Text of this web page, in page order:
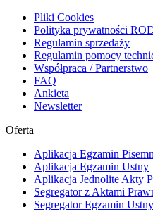
Pliki Cookies
Polityka prywatności
Regulamin sprzedaży
Regulamin pomocy
Współpraca / Partnerstwo
FAQ
Ankieta
Newsletter
Oferta
Aplikacja Egzamin
Aplikacja Egzamin Ustny
Aplikacja Jednolite Akty
Segregator z Aktami
Segregator Egzamin Ustny